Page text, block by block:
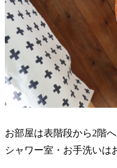
お部屋は表階段から2階
シャワー室・お手洗いは